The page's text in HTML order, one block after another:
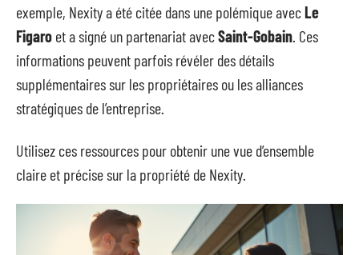
exemple, Nexity a été citée dans une polémique avecLe
Figaro et a signé un partenariat avecSaint-Gobain. Ces
informations peuvent parfois révéler des détails
supplémentaires sur les propriétaires ou les alliances
stratégiques de l’entreprise.
Utilisez ces ressources pour obtenir une vue d’ensemble
claire et précise sur la propriété de Nexity.